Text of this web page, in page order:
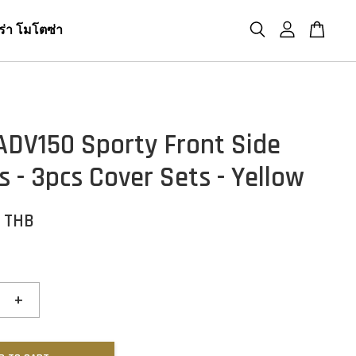
า โมโตซ่า
Sporty Front Side
- 3pcs Cover Sets - Yellow
+